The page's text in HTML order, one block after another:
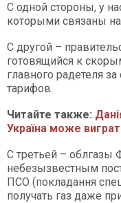
С одной стороны, у
которыми связаны
С другой –
готовящийся к
главного радетеля
тарифов.
Читайте также:
Україна може
С третьей – облгазы
небезызвестным
ПСО (покладання
получать газ даже